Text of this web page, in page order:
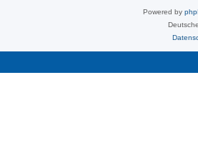
Powered by